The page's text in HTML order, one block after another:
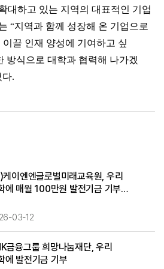
대하고 있는 지역의 대표적인 기업
“지역과 함께 성장해 온 기업으로
끌 인재 양성에 기여하고 싶
방식으로 대학과 협력해 나가겠
다.
케이엔엔글로벌미래교육원, 우리
에 매월 100만원 발전기금 기부
03-12
금융그룹 희망나눔재단, 우리
에 발전기금 기부